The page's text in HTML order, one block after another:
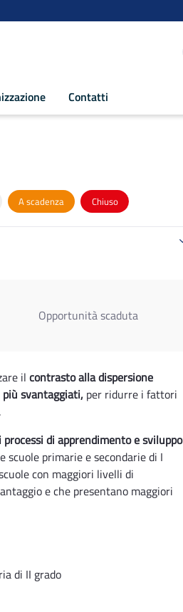
Contatti
A scadenza Chiuso
Opportunità scaduta
il contrasto alla dispersione
svantaggiati, per ridurre i fattori
di apprendimento e sviluppo
primarie e secondarie di I
con maggiori livelli di
e che presentano maggiori
di II grado